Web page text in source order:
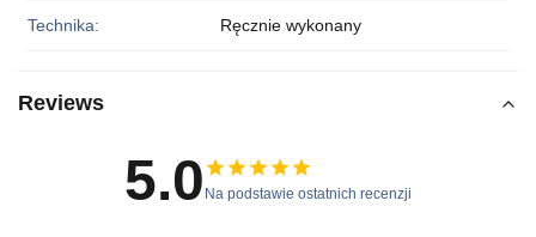
Technika: Ręcznie wykonany
Reviews
5.0 Na podstawie ostatnich recenzji